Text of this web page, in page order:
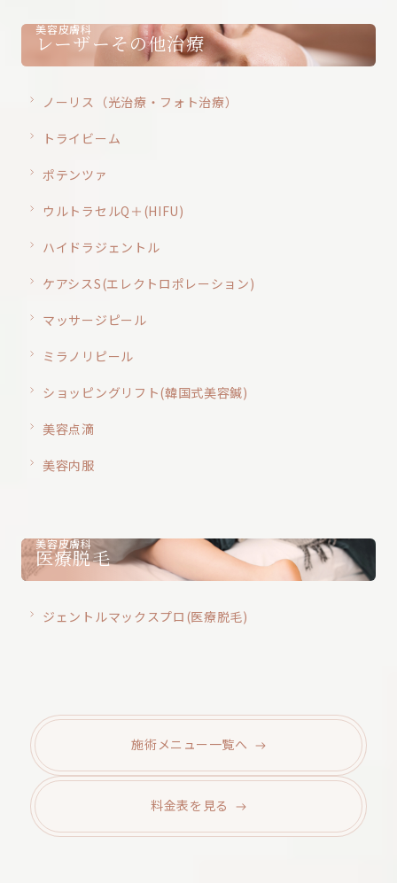
美容皮膚科
レーザーその他治療
ノーリス（光治療・フォト治療）
トライビーム
ポテンツァ
ウルトラセルQ＋(HIFU)
ハイドラジェントル
ケアシスS(エレクトロポレーション)
マッサージピール
ミラノリピール
ショッピングリフト(韓国式美容鍼)
美容点滴
美容内服
美容皮膚科
医療脱毛
ジェントルマックスプロ(医療脱毛)
施術メニュー 一覧へ
料金表を 見る